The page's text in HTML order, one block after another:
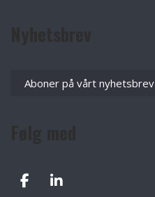
Aboner på vårt nyhetsbrev